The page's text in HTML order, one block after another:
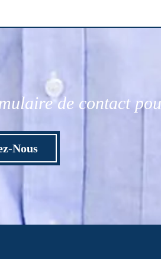
de contact
Nous